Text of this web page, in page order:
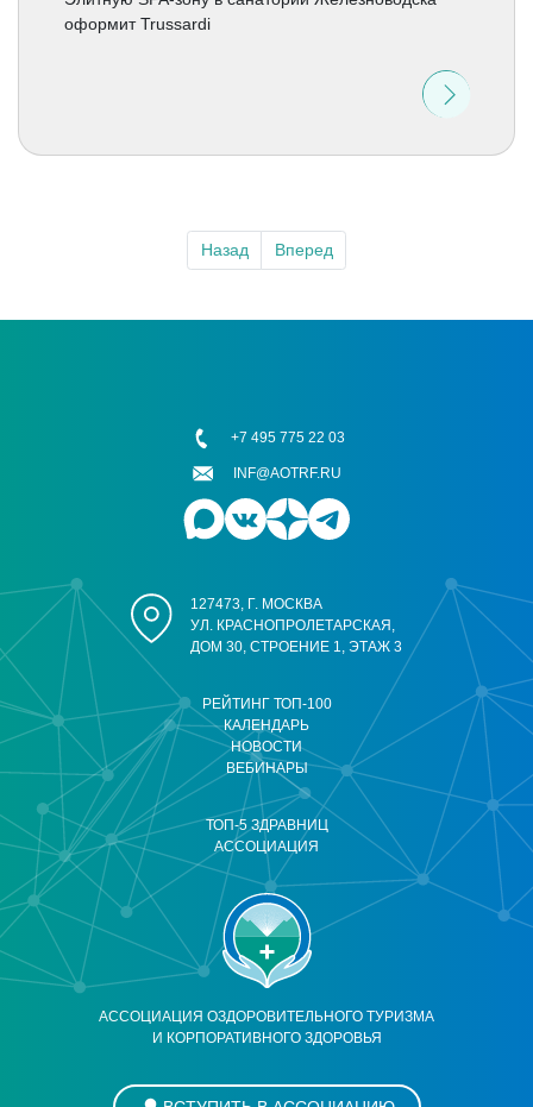
оформит Trussardi
Назад Вперед
АССОЦИАЦИЯ ОЗДОРОВИТЕЛЬНОГО ТУРИЗМА
И КОРПОРАТИВНОГО ЗДОРОВЬЯ
РЕЙТИНГ ТОП-100
КАЛЕНДАРЬ
НОВОСТИ
ВЕБИНАРЫ
ТОП-5 ЗДРАВНИЦ
АССОЦИАЦИЯ
127473, Г. МОСКВА
УЛ. КРАСНОПРОЛЕТАРСКАЯ,
ДОМ 30, СТРОЕНИЕ 1, ЭТАЖ 3
+7 495 775 22 03
INF@AOTRF.RU